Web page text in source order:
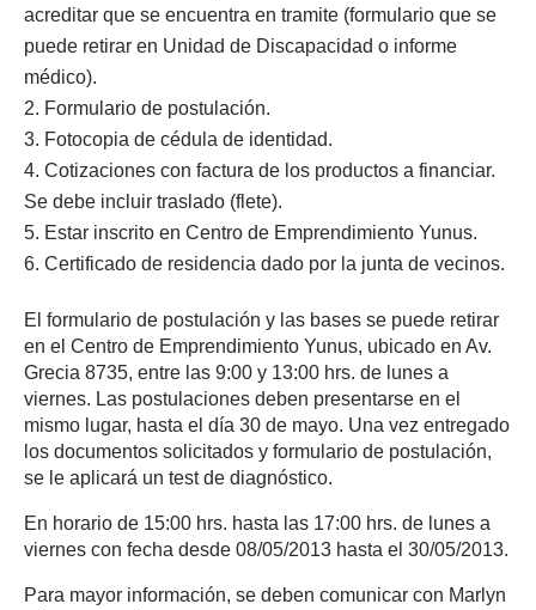
acreditar que se encuentra en tramite (formulario que se
puede retirar en Unidad de Discapacidad o informe
médico).
Formulario de postulación.
Fotocopia de cédula de identidad.
Cotizaciones con factura de los productos a financiar.
Se debe incluir traslado (flete).
Estar inscrito en Centro de Emprendimiento Yunus.
Certificado de residencia dado por la junta de vecinos.
El formulario de postulación y las bases se puede retirar
en el Centro de Emprendimiento Yunus, ubicado en Av.
Grecia 8735, entre las 9:00 y 13:00 hrs. de lunes a
viernes. Las postulaciones deben presentarse en el
mismo lugar, hasta el día 30 de mayo. Una vez entregado
los documentos solicitados y formulario de postulación,
se le aplicará un test de diagnóstico.
En horario de 15:00 hrs. hasta las 17:00 hrs. de lunes a
viernes con fecha desde 08/05/2013 hasta el 30/05/2013.
Para mayor información, se deben comunicar con Marlyn